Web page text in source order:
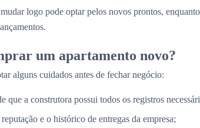
logo pode optar pelos novos prontos,
um apartamento novo?
alguns cuidados antes de fechar negócio:
que a construtora possui todos os registros
e o histórico de entregas da empresa;